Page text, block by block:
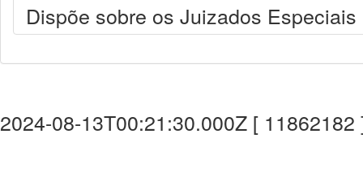
Dispõe sobre os Juizados
2024-08-13T00:21:30.000Z [ 11862182